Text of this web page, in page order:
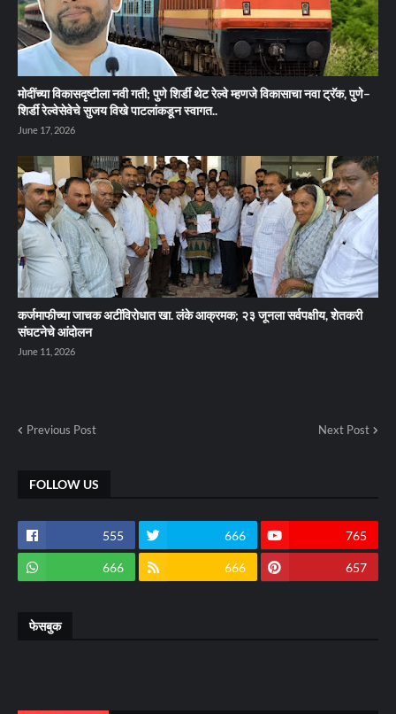
मोदींच्या विकासदृष्टीला नवी गती; पुणे शिर्डी थेट रेल्वे म्हणजे विकासाचा नवा ट्रॅक, पुणे–
शिर्डी रेल्वेसेवेचे सुजय विखे पाटलांकडून स्वागत..
June 17, 2026
कर्जमाफीच्या जाचक अटींविरोधात खा. लंके आक्रमक; २३ जूनला सर्वपक्षीय, शेतकरी
संघटनेचे आंदोलन
June 11, 2026
Previous Post Next Post
FOLLOW US
555 666 765
666 666 657
फेसबुक